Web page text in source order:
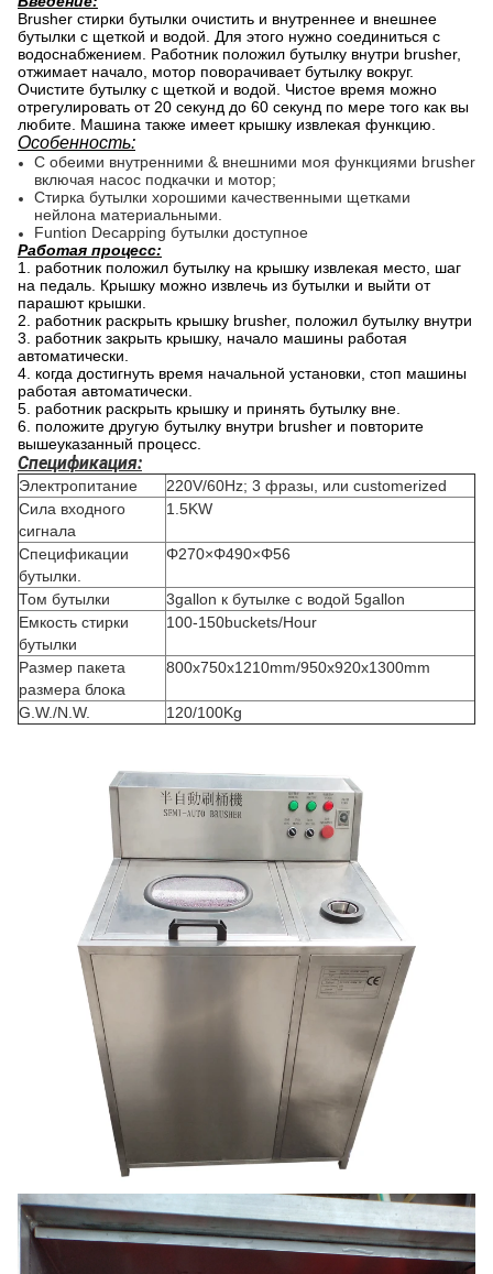
Brusher стирки бутылки очистить и внутреннее и внешнее
бутылки с щеткой и водой. Для этого нужно соединиться с
водоснабжением. Работник положил бутылку внутри brusher,
отжимает начало, мотор поворачивает бутылку вокруг.
Очистите бутылку с щеткой и водой. Чистое время можно
отрегулировать от 20 секунд до 60 секунд по мере того как вы
любите. Машина также имеет крышку извлекая функцию.
Особенность:
С обеими внутренними & внешними моя функциями brusher
включая насос подкачки и мотор;
Стирка бутылки хорошими качественными щетками
нейлона материальными.
Funtion Decapping бутылки доступное
Работая процесс:
1. работник положил бутылку на крышку извлекая место, шаг
на педаль. Крышку можно извлечь из бутылки и выйти от
парашют крышки.
2. работник раскрыть крышку brusher, положил бутылку внутри
3. работник закрыть крышку, начало машины работая
автоматически.
4. когда достигнуть время начальной установки, стоп машины
работая автоматически.
5. работник раскрыть крышку и принять бутылку вне.
6. положите другую бутылку внутри brusher и повторите
вышеуказанный процесс.
Спецификация:
Электропитание
220V/60Hz; 3 фразы, или customerized
Сила входного
сигнала
1.5KW
Спецификации
бутылки.
Φ270×Φ490×Φ56
Том бутылки
3gallon к бутылке с водой 5gallon
Емкость стирки
бутылки
100-150buckets/Hour
Размер пакета
размера блока
800x750x1210mm/950x920x1300mm
G.W./N.W. 120/100Kg